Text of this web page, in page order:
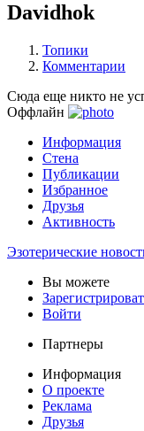
Davidhok
Топики
Комментарии
Сюда еще никто не
Оффлайн
Информация
Стена
Публикации
Избранное
Друзья
Активность
Эзотерические
Вы можете
Войти
Партнеры
Информация
О проекте
Реклама
Друзья